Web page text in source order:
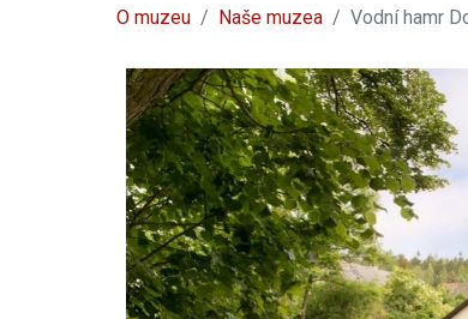
O muzeu Naše muzea Vodní hamr